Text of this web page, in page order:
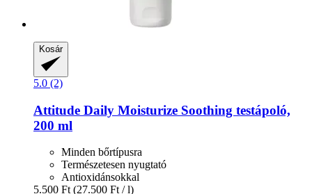
Kosár
5.0 (2)
Attitude Daily Moisturize Soothing testápoló,
200 ml
Minden bőrtípusra
Természetesen nyugtató
Antioxidánsokkal
5.500 Ft (27.500 Ft / l)